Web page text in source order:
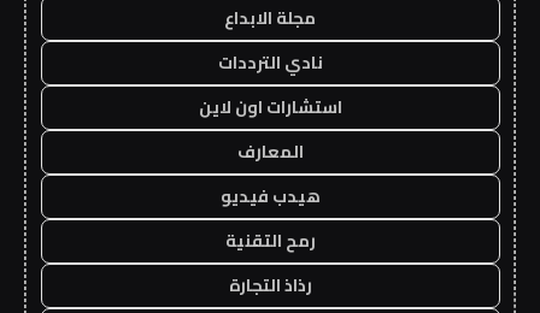
مجلة الابداع
نادي الترددات
استشارات اون لاين
المعارف
هيدب فيديو
رمح التقنية
رذاذ التجارة